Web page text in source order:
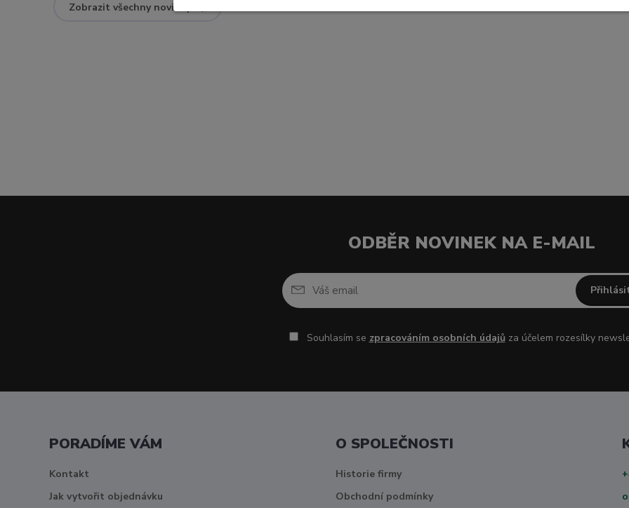
Zobrazit všechny novinky
ODBĚR NOVINEK NA E-MAIL
Souhlasím se zpracováním osobních údajů za účelem rozesílky
PORADÍME VÁM
Kontakt
Jak vytvořit objednávku
O SPOLEČNOSTI
Historie firmy
Obchodní podmínky